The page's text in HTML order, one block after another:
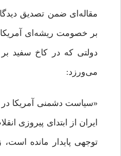
مقاله‌ای ضمن تصدیق
بر خصومت ریشه‌ای آمریکا
دولتی که در کاخ سفید
می‌ورزد:
«سیاست دشمنی آمریکا
ایران از ابتدای پیروزی
توجهی پایدار مانده